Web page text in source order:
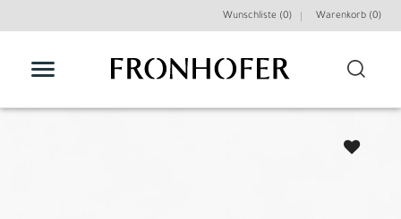
Wunschliste (0) Warenkorb (0)